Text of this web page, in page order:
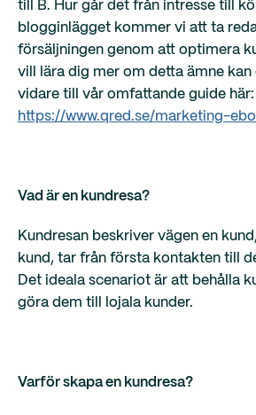
till B. Hur går det från intresse till
blogginlägget kommer vi att ta
försäljningen genom att optimera
vill lära dig mer om detta ämne
vidare till vår omfattande guide här:
https://www.qred.se/marketing-
Vad är en kundresa?
Kundresan beskriver vägen en
kund, tar från första kontakten till
Det ideala scenariot är att behålla
göra dem till lojala kunder.
Varför skapa en kundresa?